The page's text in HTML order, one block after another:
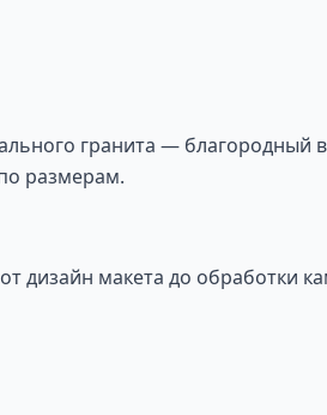
гранита — благородный
размерам.
дизайн макета до обработки